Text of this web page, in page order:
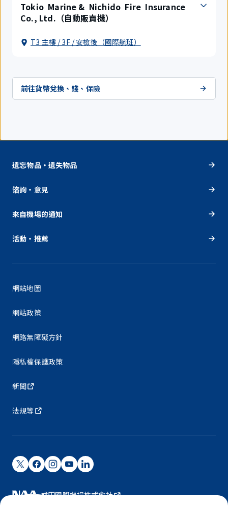
Tokio Marine & Nichido Fire Insurance
Co., Ltd.（自動販賣機）
T3 主樓 / 3F / 安檢後（國際航班）
前往貨幣兌換、錢、保險
遺忘物品・遺失物品
谘詢・意見
來自機場的通知
活動・推薦
網站地圖
網站政策
網路無障礙方針
隱私權保護政策
新聞
法規等
成田國際機場株式會社